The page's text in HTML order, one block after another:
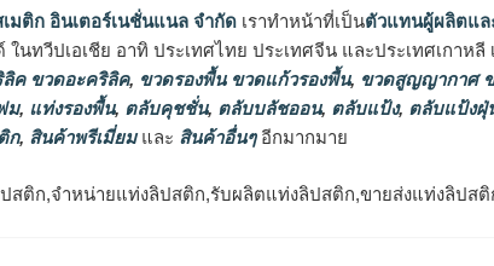
มติก อินเตอร์เนชั่นแนล จำกัด เราทำหน้าที่เป็นตัวแทนผู้ผลิตแล
ในทวีปเอเชีย อาทิ ประเทศไทย ประเทศจีน และประเทศเกา
ค ขวดอะคริลิค, ขวดรองพื้น ขวดแก้วรองพื้น, ขวดสูญญากาศ
ม, แท่งรองพื้น, ตลับคุชชั่น, ตลับบลัชออน, ตลับแป้ง, ตลับแป้งฝุ่
ก, สินค้าพรีเมี่ยมและ สินค้าอื่นๆอีกมากมาย
สติก,จำหน่ายแท่งลิปสติก,รับผลิตแท่งลิปสติก,ขายส่งแท่งลิปสติ